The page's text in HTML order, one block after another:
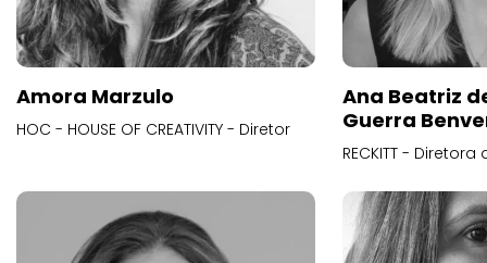
Amora Marzulo
HOC - HOUSE OF CREATIVITY - Diretor
Ana Beatriz
Guerra
RECKITT -